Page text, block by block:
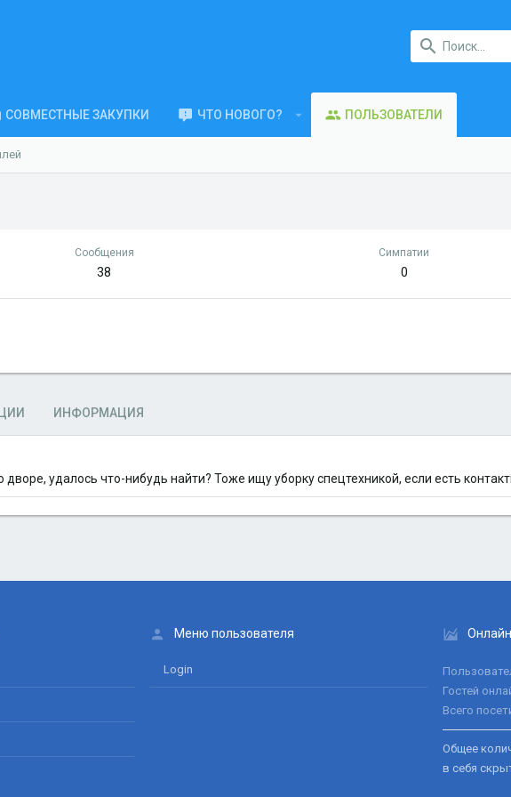
СОВМЕСТНЫЕ ЗАКУПКИ ЧТО НОВОГО? ПОЛЬЗОВАТЕЛИ
Сообщения
38
Симпатии
0
ИНФОРМАЦИЯ
удалось что-нибудь найти? Тоже ищу уборку спецтехникой, если есть
Меню пользователя
Login
Гостей
Всего
Общее
в себя